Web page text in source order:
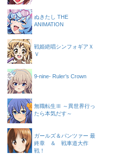
ぬきたし THE
ANIMATION
戦姫絶唱シンフォギアＸ
Ｖ
9-nine- Ruler’s Crown
無職転生Ⅲ ～異世界行っ
たら本気だす～
ガールズ＆パンツァー 最
終章 ＆ 戦車道大作
戦！